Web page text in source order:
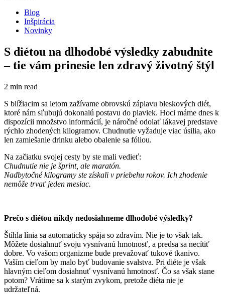
Blog
Inšpirácia
Novinky
S diétou na dlhodobé výsledky zabudnite
– tie vám prinesie len zdravý životný štýl
2 min read
S blížiacim sa letom zažívame obrovskú záplavu bleskových diét,
ktoré nám sľubujú dokonalú postavu do plaviek. Hoci máme dnes k
dispozícii množstvo informácií, je náročné odolať lákavej predstave
rýchlo zhodených kilogramov. Chudnutie vyžaduje viac úsilia, ako
len zamiešanie drinku alebo obalenie sa fóliou.
Na začiatku svojej cesty by ste mali vedieť:
Chudnutie nie je šprint, ale maratón.
Nadbytočné kilogramy ste získali v priebehu rokov. Ich zhodenie
nemôže trvať jeden mesiac.
Prečo s diétou nikdy nedosiahneme dlhodobé výsledky?
Štíhla línia sa automaticky spája so zdravím. Nie je to však tak.
Môžete dosiahnuť svoju vysnívanú hmotnosť, a predsa sa necítiť
dobre. Vo vašom organizme bude prevažovať tukové tkanivo.
Vaším cieľom by malo byť budovanie svalstva. Pri diéte je však
hlavným cieľom dosiahnuť vysnívanú hmotnosť. Čo sa však stane
potom? Vrátime sa k starým zvykom, pretože diéta nie je
udržateľná.